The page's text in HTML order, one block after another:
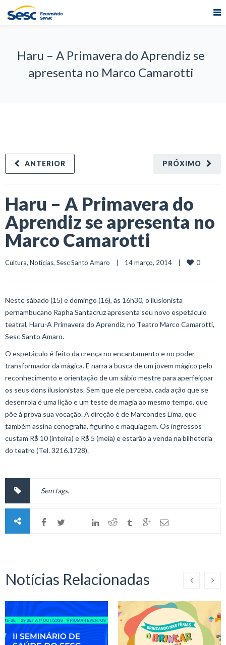
Haru – A Primavera do Aprendiz se
apresenta no Marco Camarotti
PRÓXIMO
ANTERIOR
Haru – A Primavera do
Aprendiz se apresenta no
Marco Camarotti
Cultura, Notícias, Sesc Santo Amaro
    |    14 março, 2014    |
0
Neste sábado (15) e domingo (16), às 16h30, o ilusionista
pernambucano Rapha Santacruz apresenta seu novo espetáculo
teatral, Haru-A Primavera do Aprendiz, no Teatro Marco Camarotti,
Sesc Santo Amaro.
O espetáculo é feito da crença no encantamento e no poder
transformador da mágica. E narra a busca de um jovem mágico pelo
reconhecimento e orientação de um sábio mestre para aperfeiçoar
os seus dons ilusionistas. Sem que ele perceba, cada ação que se
desenrola é uma lição e um teste de magia ao mesmo tempo, que
põe à prova sua vocação. A direção é de Marcondes Lima, que
também assina cenografia, figurino e maquiagem. Os ingressos
custam R$ 10 (inteira) e R$ 5 (meia) e estarão a venda na bilheteria
do teatro (Tel. 3216.1728).
Sem tags.
Notícias Relacionadas